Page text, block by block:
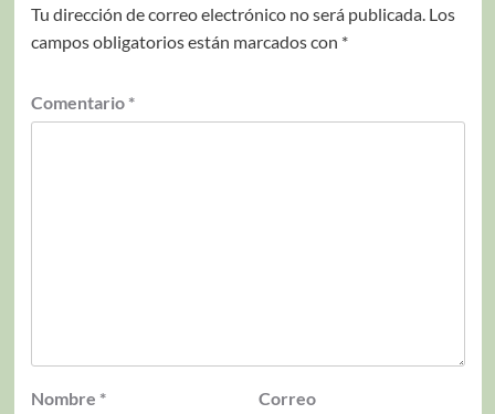
Tu dirección de correo electrónico no será publicada. Los
campos obligatorios están marcados con *
Comentario *
Nombre *
Correo